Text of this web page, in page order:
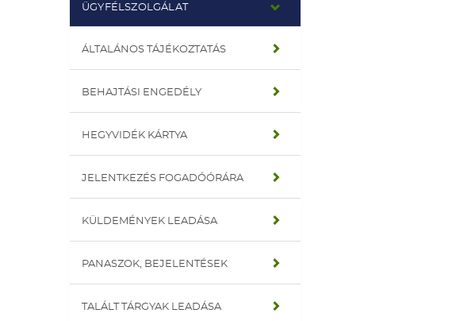
ÜGYFÉLSZOLGÁLAT
ÁLTALÁNOS TÁJÉKOZTATÁS
BEHAJTÁSI ENGEDÉLY
HEGYVIDÉK KÁRTYA
JELENTKEZÉS FOGADÓÓRÁRA
KÜLDEMÉNYEK LEADÁSA
PANASZOK, BEJELENTÉSEK
TALÁLT TÁRGYAK LEADÁSA